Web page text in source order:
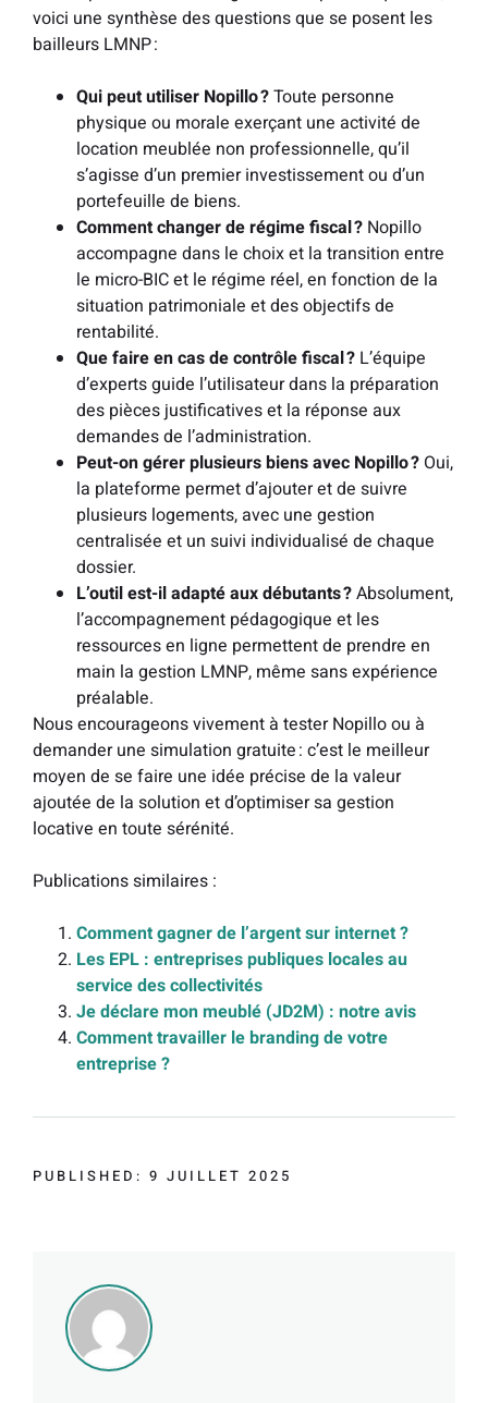
voici une synthèse des questions que se posent les
bailleurs LMNP :
Qui peut utiliser Nopillo ?Toute personne
physique ou morale exerçant une activité de
location meublée non professionnelle, qu’il
s’agisse d’un premier investissement ou d’un
portefeuille de biens.
Comment changer de régime fiscal ? Nopillo
accompagne dans le choix et la transition entre
le micro-BIC et le régime réel, en fonction de la
situation patrimoniale et des objectifs de
rentabilité.
Que faire en cas de contrôle fiscal ? L’équipe
d’experts guide l’utilisateur dans la préparation
des pièces justificatives et la réponse aux
demandes de l’administration.
Peut-on gérer plusieurs biens avec Nopillo ? Oui,
la plateforme permet d’ajouter et de suivre
plusieurs logements, avec une gestion
centralisée et un suivi individualisé de chaque
dossier.
L’outil est-il adapté aux débutants ?Absolument,
l’accompagnement pédagogique et les
ressources en ligne permettent de prendre en
main la gestion LMNP, même sans expérience
préalable.
Nous encourageons vivement à tester Nopillo ou à
demander une simulation gratuite : c’est le meilleur
moyen de se faire une idée précise de la valeur
ajoutée de la solution et d’optimiser sa gestion
locative en toute sérénité.
Publications similaires :
Comment gagner de l’argent sur internet ?
Les EPL : entreprises publiques locales au
service des collectivités
Je déclare mon meublé (JD2M) : notre avis
Comment travailler le branding de votre
entreprise ?
PUBLISHED: 9 JUILLET 2025